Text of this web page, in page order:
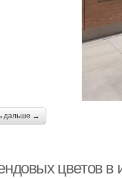
дальше →
цветов